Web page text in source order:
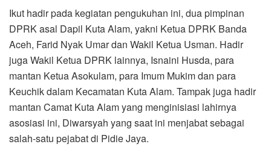
Ikut hadir pada kegiatan pengukuhan ini, dua pimpinan
DPRK asal Dapil Kuta Alam, yakni Ketua DPRK Banda
Aceh, Farid Nyak Umar dan Wakil Ketua Usman. Hadir
juga Wakil Ketua DPRK lainnya, Isnaini Husda, para
mantan Ketua Asokulam, para Imum Mukim dan para
Keuchik dalam Kecamatan Kuta Alam. Tampak juga hadir
mantan Camat Kuta Alam yang menginisiasi lahirnya
asosiasi ini, Diwarsyah yang saat ini menjabat sebagai
salah-satu pejabat di Pidie Jaya.